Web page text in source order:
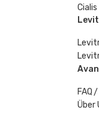
FAQ
Über